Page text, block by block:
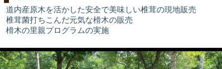
道内産原木を活かした安全で美味しい椎茸の現地販売
椎茸菌打ちこんだ元気な榾木の販売
榾木の里親プログラムの実施